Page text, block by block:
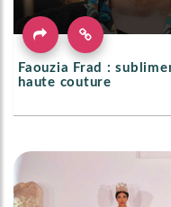
Faouzia Frad :
haute couture